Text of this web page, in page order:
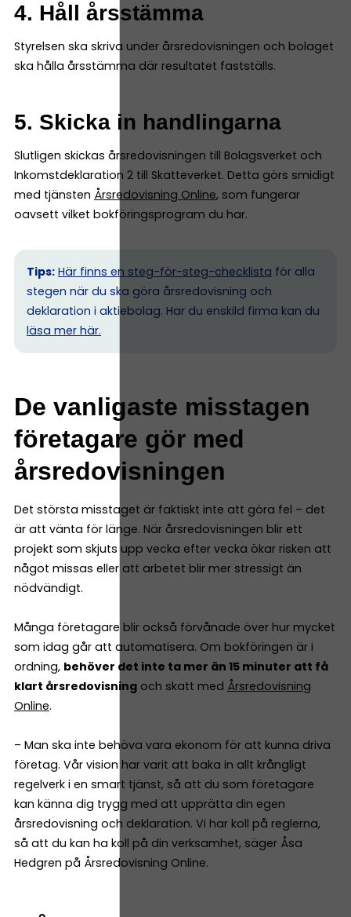
4. Håll årsstämma
Styrelsen ska skriva under årsredovisningen och bolaget
ska hålla årsstämma där resultatet fastställs.
5. Skicka in handlingarna
Slutligen skickas årsredovisningen till Bolagsverket och
Inkomstdeklaration 2 till Skatteverket. Detta görs smidigt
med tjänsten Årsredovisning Online, som fungerar
oavsett vilket bokföringsprogram du har.
Tips: Här finns en steg-för-steg-checklista för alla
stegen när du ska göra årsredovisning och
deklaration i aktiebolag. Har du enskild firma kan du
läsa mer här.
De vanligaste misstagen
företagare gör med
årsredovisningen
Det största misstaget är faktiskt inte att göra fel – det
är att vänta för länge. När årsredovisningen blir ett
projekt som skjuts upp vecka efter vecka ökar risken att
något missas eller att arbetet blir mer stressigt än
nödvändigt.
Många företagare blir också förvånade över hur mycket
som idag går att automatisera. Om bokföringen är i
ordning, behöver det inte ta mer än 15 minuter att få
klart årsredovisning och skatt med Årsredovisning
Online.
– Man ska inte behöva vara ekonom för att kunna driva
företag. Vår vision har varit att baka in allt krångligt
regelverk i en smart tjänst, så att du som företagare
kan känna dig trygg med att upprätta din egen
årsredovisning och deklaration. Vi har koll på reglerna,
så att du kan ha koll på din verksamhet, säger Åsa
Hedgren på Årsredovisning Online.